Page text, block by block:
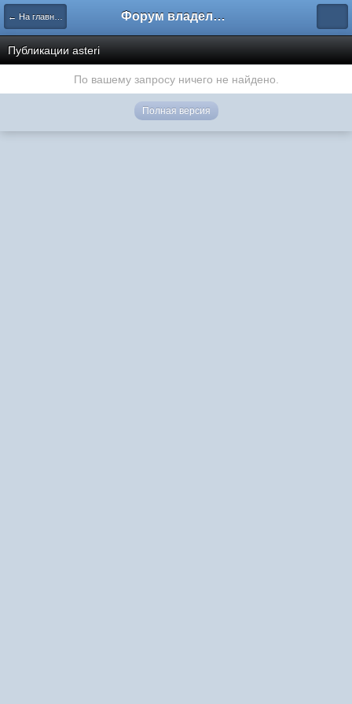
← На главную Форум владельцев интернет-магазинов
Публикации asteri
По вашему запросу ничего не найдено.
Полная версия